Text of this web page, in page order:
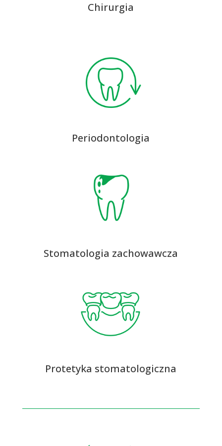
Chirurgia
Periodontologia
Stomatologia zachowawcza
Protetyka stomatologiczna